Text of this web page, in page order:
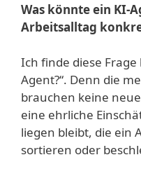
Was könnte ein KI-
Arbeitsalltag
Ich finde diese Frage
Agent?“. Denn die
brauchen keine
eine ehrliche
liegen bleibt, die ein
sortieren oder